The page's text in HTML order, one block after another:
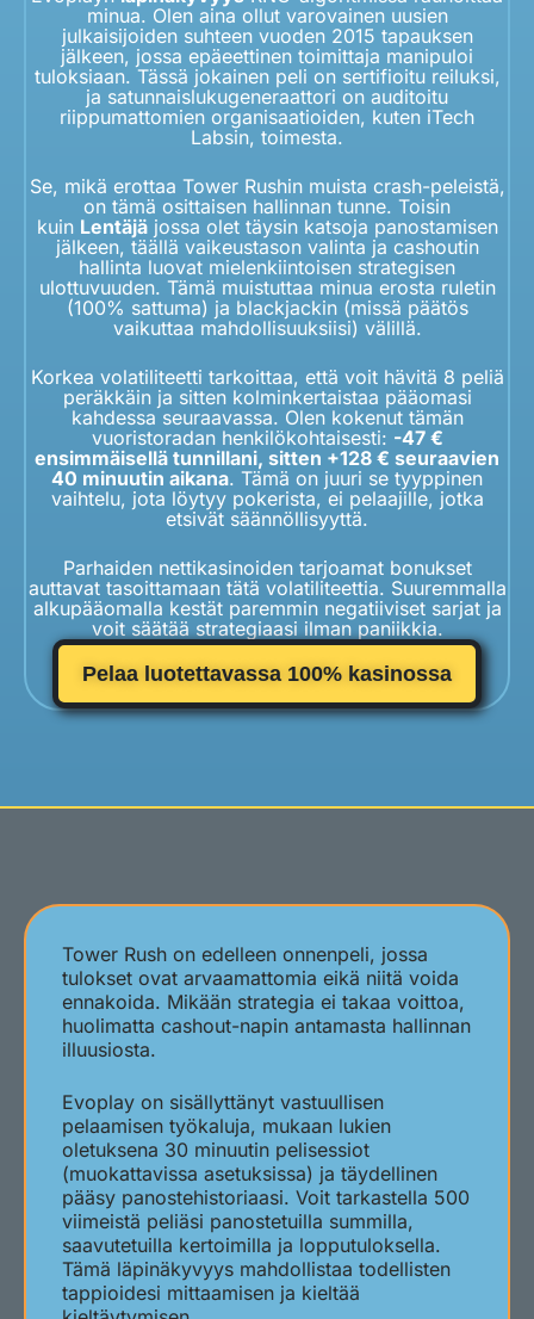
minua. Olen aina ollut varovainen uusien
julkaisijoiden suhteen vuoden 2015 tapauksen
jälkeen, jossa epäeettinen toimittaja manipuloi
tuloksiaan. Tässä jokainen peli on sertifioitu reiluksi,
ja satunnaislukugeneraattori on auditoitu
riippumattomien organisaatioiden, kuten iTech
Labsin, toimesta.
Se, mikä erottaa Tower Rushin muista crash-peleistä,
on tämä osittaisen hallinnan tunne. Toisin
kuin Lentäjäjossa olet täysin katsoja panostamisen
jälkeen, täällä vaikeustason valinta ja cashoutin
hallinta luovat mielenkiintoisen strategisen
ulottuvuuden. Tämä muistuttaa minua erosta ruletin
(100% sattuma) ja blackjackin (missä päätös
vaikuttaa mahdollisuuksiisi) välillä.
Korkea volatiliteetti tarkoittaa, että voit hävitä 8 peliä
peräkkäin ja sitten kolminkertaistaa pääomasi
kahdessa seuraavassa. Olen kokenut tämän
vuoristoradan henkilökohtaisesti: -47 €
ensimmäisellä tunnillani, sitten +128 € seuraavien
40 minuutin aikana. Tämä on juuri se tyyppinen
vaihtelu, jota löytyy pokerista, ei pelaajille, jotka
etsivät säännöllisyyttä.
Parhaiden nettikasinoiden tarjoamat bonukset
auttavat tasoittamaan tätä volatiliteettia. Suuremmalla
alkupääomalla kestät paremmin negatiiviset sarjat ja
voit säätää strategiaasi ilman paniikkia.
Pelaa luotettavassa 100% kasinossa
Tower Rush on edelleen onnenpeli, jossa
tulokset ovat arvaamattomia eikä niitä voida
ennakoida. Mikään strategia ei takaa voittoa,
huolimatta cashout-napin antamasta hallinnan
illuusiosta.
Evoplay on sisällyttänyt vastuullisen
pelaamisen työkaluja, mukaan lukien
oletuksena 30 minuutin pelisessiot
(muokattavissa asetuksissa) ja täydellinen
pääsy panostehistoriaasi. Voit tarkastella 500
viimeistä peliäsi panostetuilla summilla,
saavutetuilla kertoimilla ja lopputuloksella.
Tämä läpinäkyvyys mahdollistaa todellisten
tappioidesi mittaamisen ja kieltää